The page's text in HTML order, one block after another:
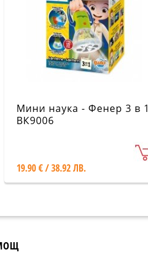
Мини наука - Фенер 3 в 1
ВК9006
19.90 € / 38.92 ЛВ.